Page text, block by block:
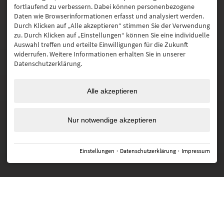
ECHT HAUBERS
PRESSE SUCHE NEWSLETTER
fortlaufend zu verbessern. Dabei können personenbezogene
Daten wie Browserinformationen erfasst und analysiert werden.
Durch Klicken auf „Alle akzeptieren“ stimmen Sie der Verwendung
zu. Durch Klicken auf „Einstellungen“ können Sie eine individuelle
Auswahl treffen und erteilte Einwilligungen für die Zukunft
widerrufen. Weitere Informationen erhalten Sie in unserer
Datenschutzerklärung.
Alle akzeptieren
Nur notwendige akzeptieren
Einstellungen · Datenschutzerklärung · Impressum